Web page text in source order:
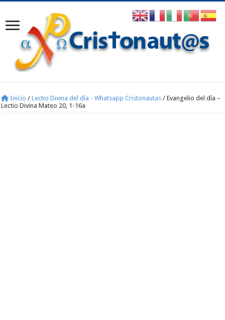
Inicio / Lectio Divina del día - Whatsapp Cristonautas / Evangelio del día –
Lectio Divina Mateo 20, 1-16a